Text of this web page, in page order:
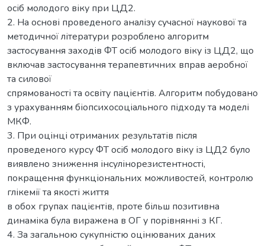
осіб молодого віку при ЦД2.
2. На основі проведеного аналізу сучасної наукової та
методичної літератури розроблено алгоритм
застосування заходів ФТ осіб молодого віку із ЦД2, що
включав застосування терапевтичних вправ аеробної
та силової
спрямованості та освіту пацієнтів. Алгоритм побудовано
з урахуванням біопсихосоціального підходу та моделі
МКФ.
3. При оцінці отриманих результатів після
проведеного курсу ФТ осіб молодого віку із ЦД2 було
виявлено зниження інсулінорезистентності,
покращення функціональних можливостей, контролю
глікемії та якості життя
в обох групах пацієнтів, проте більш позитивна
динаміка була виражена в ОГ у порівнянні з КГ.
4. За загальною сукупністю оцінюваних даних